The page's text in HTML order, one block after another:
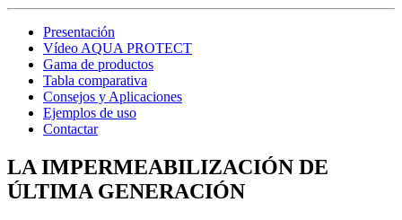
Presentación
Vídeo AQUA PROTECT
Gama de productos
Tabla comparativa
Consejos y Aplicaciones
Ejemplos de uso
Contactar
LA IMPERMEABILIZACIÓN DE
ÚLTIMA GENERACIÓN